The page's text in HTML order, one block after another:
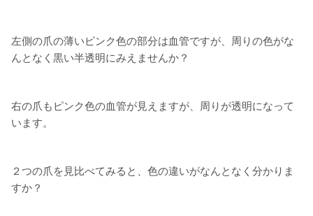
左側の爪の薄いピンク色の部分は血管ですが、周りの色がな
んとなく黒い半透明にみえませんか？
右の爪もピンク色の血管が見えますが、周りが透明になって
います。
２つの爪を見比べてみると、色の違いがなんとなく分かりま
すか？